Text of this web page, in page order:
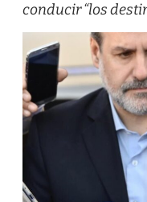
conducir “los